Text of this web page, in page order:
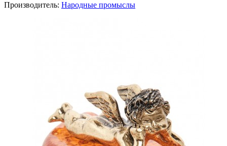
Производитель: Народные промыслы